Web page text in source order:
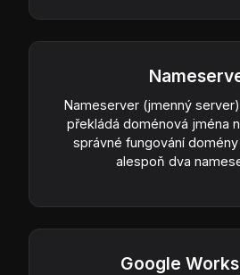
Nameserver (jmenný
překládá doménová jména
správné fungování
alespoň dva
Google